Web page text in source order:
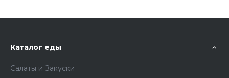
Каталог еды
Салаты и Закуски